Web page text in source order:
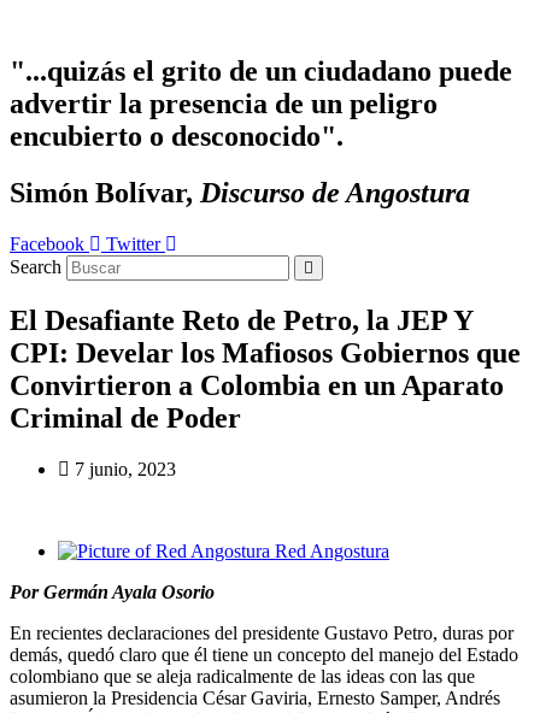
contenido
"...quizás el grito de un ciudadano puede
advertir la presencia de un peligro
encubierto o desconocido".
Simón Bolívar, Discurso de Angostura
Facebook
Twitter
Search
El Desafiante Reto de Petro, la JEP Y
CPI: Develar los Mafiosos Gobiernos que
Convirtieron a Colombia en un Aparato
Criminal de Poder
7 junio, 2023
Red Angostura
Por Germán Ayala Osorio
En recientes declaraciones del presidente Gustavo Petro, duras por
demás, quedó claro que él tiene un concepto del manejo del Estado
colombiano que se aleja radicalmente de las ideas con las que
asumieron la Presidencia César Gaviria, Ernesto Samper, Andrés